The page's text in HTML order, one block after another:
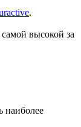
.
высокой за
наиболее